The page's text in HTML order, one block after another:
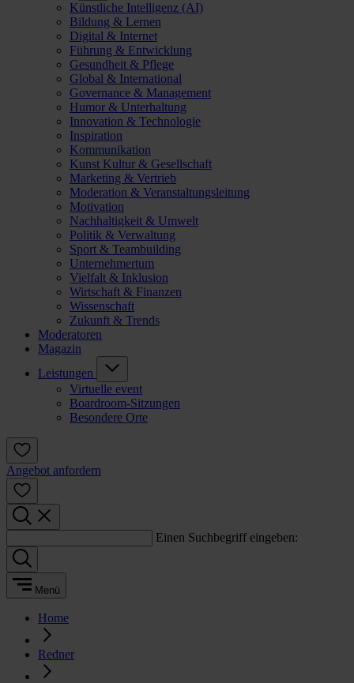
Künstliche Intelligenz (AI)
Bildung & Lernen
Digital & Internet
Führung & Entwicklung
Gesundheit & Pflege
Global & International
Governance & Management
Humor & Unterhaltung
Innovation & Technologie
Inspiration
Kommunikation
Kunst Kultur & Gesellschaft
Marketing & Vertrieb
Moderation & Veranstaltungsleitung
Motivation
Nachhaltigkeit & Umwelt
Politik & Verwaltung
Sport & Teambuilding
Unternehmertum
Vielfalt & Inklusion
Wirtschaft & Finanzen
Wissenschaft
Zukunft & Trends
Moderatoren
Magazin
Leistungen
Virtuelle event
Boardroom-Sitzungen
Besondere Orte
Angebot anfordern
Einen Suchbegriff eingeben:
Menü
Home
Redner